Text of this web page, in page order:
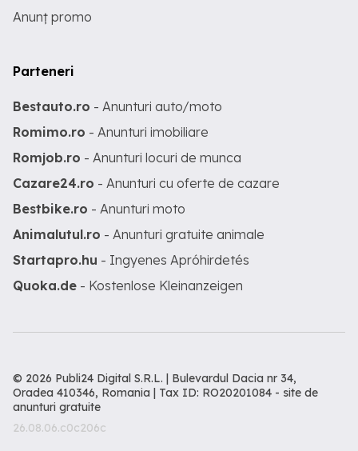
Anunț promo
Parteneri
Bestauto.ro - Anunturi auto/moto
Romimo.ro - Anunturi imobiliare
Romjob.ro - Anunturi locuri de munca
Cazare24.ro - Anunturi cu oferte de cazare
Bestbike.ro - Anunturi moto
Animalutul.ro - Anunturi gratuite animale
Startapro.hu - Ingyenes Apróhirdetés
Quoka.de - Kostenlose Kleinanzeigen
© 2026 Publi24 Digital S.R.L. | Bulevardul Dacia nr 34,
Oradea 410346, Romania | Tax ID: RO20201084 - site de
anunturi gratuite
26.08.06.c0c206c